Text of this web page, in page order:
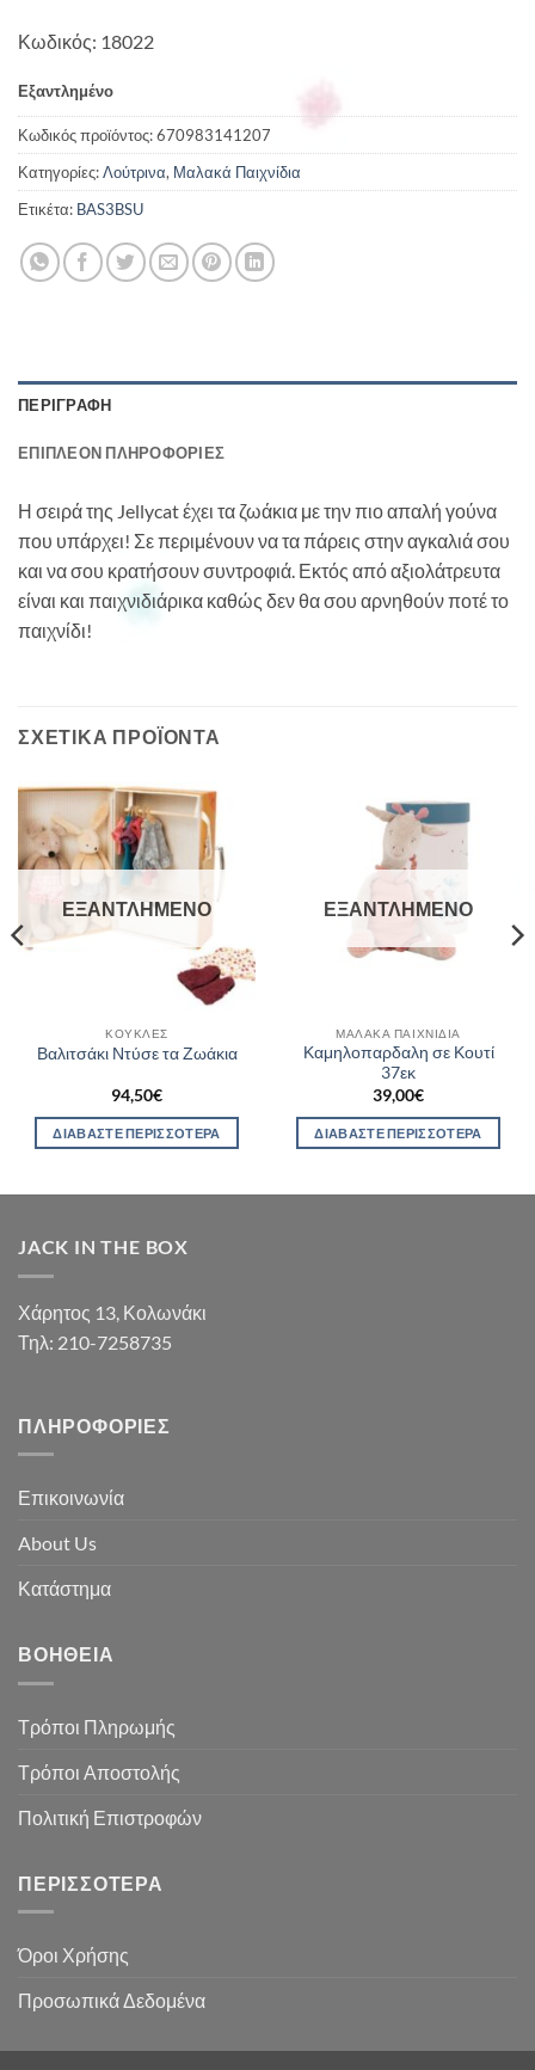
Κωδικός: 18022
Εξαντλημένο
Κωδικός προϊόντος:670983141207
Κατηγορίες:Λούτρινα, Μαλακά Παιχνίδια
Ετικέτα: BAS3BSU
ΠΕΡΙΓΡΑΦΉ
ΕΠΙΠΛΈΟΝ ΠΛΗΡΟΦΟΡΊΕΣ
Η σειρά της Jellycat έχει τα ζωάκια με την πιο απαλή γούνα
που υπάρχει! Σε περιμένουν να τα πάρεις στην αγκαλιά σου
και να σου κρατήσουν συντροφιά. Εκτός από αξιολάτρευτα
είναι και παιχνιδιάρικα καθώς δεν θα σου αρνηθούν ποτέ το
παιχνίδι!
ΣΧΕΤΙΚΆ ΠΡΟΪΌΝΤΑ
ΕΞΑΝΤΛΗΜΈΝΟ
ΚΟΎΚΛΕΣ
Βαλιτσάκι Ντύσε τα Ζωάκια
94,50€
ΔΙΑΒΆΣΤΕ ΠΕΡΙΣΣΌΤΕΡΑ
ΕΞΑΝΤΛΗΜΈΝΟ
ΜΑΛΑΚΆ ΠΑΙΧΝΊΔΙΑ
Καμηλοπαρδαλη σε Κουτί
37εκ
39,00€
ΔΙΑΒΆΣΤΕ ΠΕΡΙΣΣΌΤΕΡΑ
JACK IN THE BOX
Χάρητος 13, Κολωνάκι
Τηλ: 210-7258735
ΠΛΗΡΟΦΟΡΊΕΣ
Επικοινωνία
About Us
Κατάστημα
ΒΟΉΘΕΙΑ
Τρόποι Πληρωμής
Τρόποι Αποστολής
Πολιτική Επιστροφών
ΠΕΡΙΣΣΌΤΕΡΑ
Όροι Χρήσης
Προσωπικά Δεδομένα